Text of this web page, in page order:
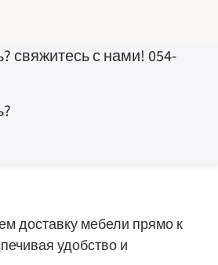
выбрать
свяжитесь с нами! 054-
доставку мебели прямо к
удобство и